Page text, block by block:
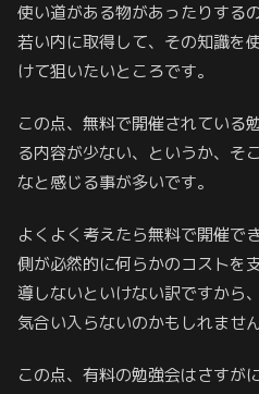
使い道がある物があったりする
若い内に取得して、その知識を
けて狙いたいところです。
この点、無料で開催されている
る内容が少ない、というか、そ
なと感じる事が多いです。
よくよく考えたら無料で開催で
側が必然的に何らかのコストを
導しないといけない訳ですから
気合い入らないのかもしれません
この点、有料の勉強会はさすが